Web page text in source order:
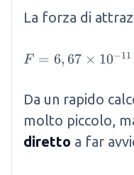
La forza di
F=6,67 \times
F = 6,67 × 10−11
Da un rapido
molto piccolo,
diretto a far